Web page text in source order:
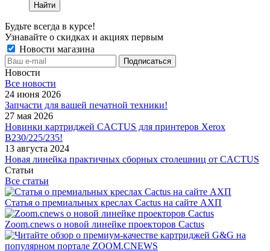
Найти
Будьте всегда в курсе!
Узнавайте о скидках и акциях первым
Новости магазина
Новости
Все новости
24 июня 2026
Запчасти для вашей печатной техники!
27 мая 2026
Новинки картриджей CACTUS для принтеров Xerox
B230/225/235!
13 августа 2024
Новая линейка практичных сборных столешниц от CACTUS
Статьи
Все статьи
Статья о премиальных креслах Cactus на сайте АХП
Zoom.cnews о новой линейке проекторов Cactus